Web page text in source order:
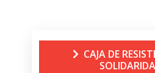
CAJA DE